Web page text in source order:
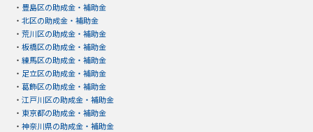
・ 豊島区の助成金・補助金
・ 北区の助成金・補助金
・ 荒川区の助成金・補助金
・ 板橋区の助成金・補助金
・ 練馬区の助成金・補助金
・ 足立区の助成金・補助金
・ 葛飾区の助成金・補助金
・ 江戸川区の助成金・補助金
・ 東京都の助成金・補助金
・ 神奈川県の助成金・補助金